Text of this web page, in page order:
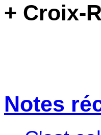
+ Croix-
Notes